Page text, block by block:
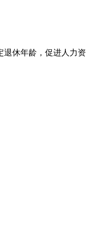
退休年龄，促进人力资